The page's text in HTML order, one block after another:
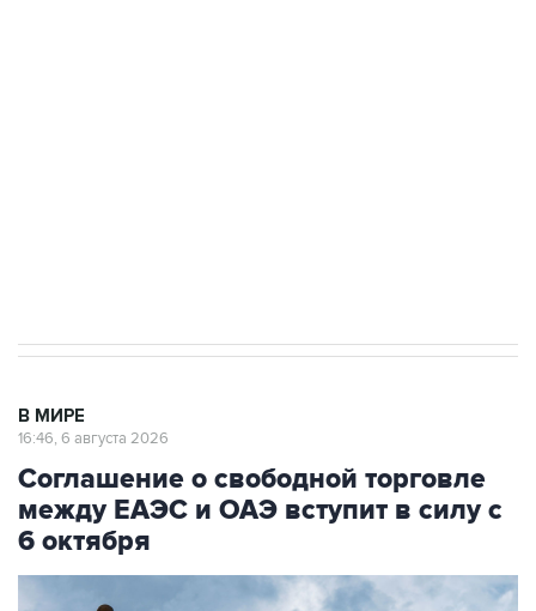
В МИРЕ
16:46, 6 августа 2026
Соглашение о свободной торговле
между ЕАЭС и ОАЭ вступит в силу с
6 октября